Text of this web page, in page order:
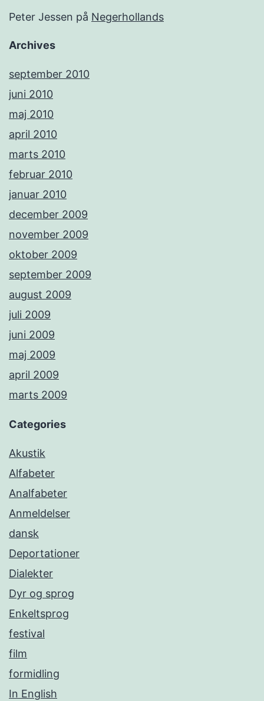
Peter Jessen på Negerhollands
Archives
september 2010
juni 2010
maj 2010
april 2010
marts 2010
februar 2010
januar 2010
december 2009
november 2009
oktober 2009
september 2009
august 2009
juli 2009
juni 2009
maj 2009
april 2009
marts 2009
Categories
Akustik
Alfabeter
Analfabeter
Anmeldelser
dansk
Deportationer
Dialekter
Dyr og sprog
Enkeltsprog
festival
film
formidling
In English